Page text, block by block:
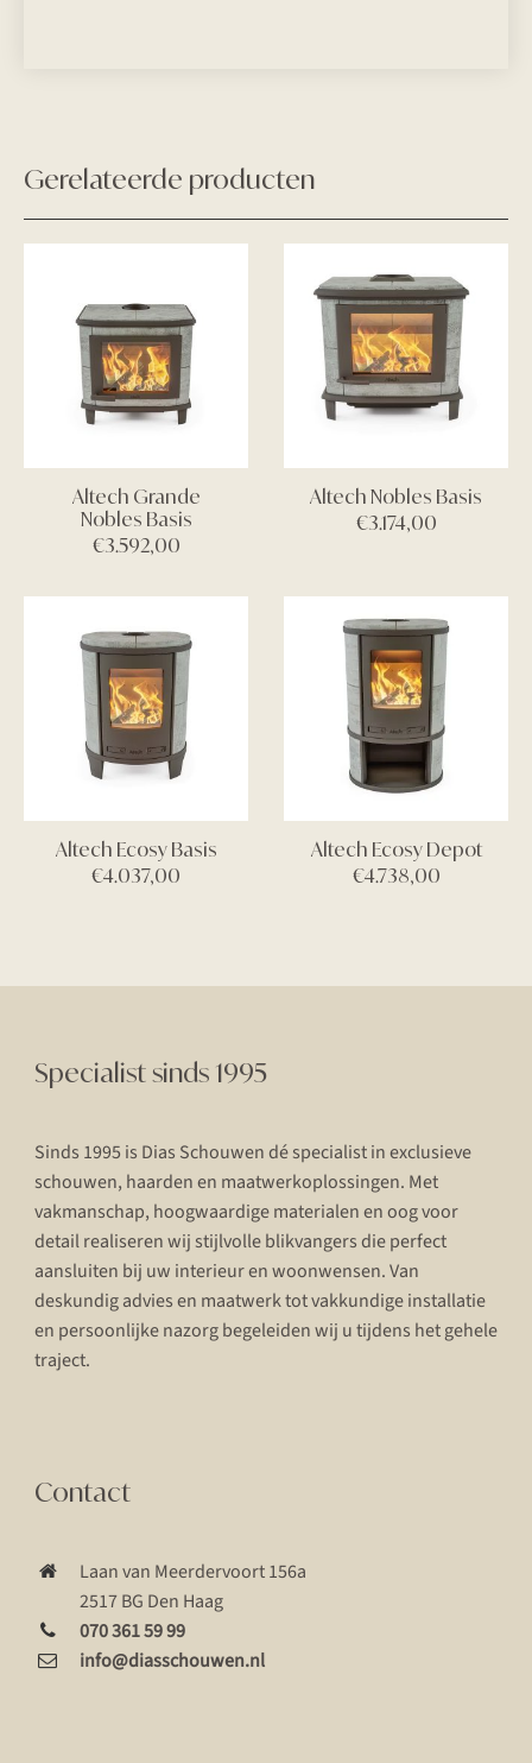
Gerelateerde producten
Altech Grande
Nobles Basis
€3.592,00
Altech Nobles Basis
€3.174,00
Altech Ecosy Basis
€4.037,00
Altech Ecosy Depot
€4.738,00
Specialist sinds 1995
Sinds 1995 is Dias Schouwen dé specialist in exclusieve
schouwen, haarden en maatwerkoplossingen. Met
vakmanschap, hoogwaardige materialen en oog voor
detail realiseren wij stijlvolle blikvangers die perfect
aansluiten bij uw interieur en woonwensen. Van
deskundig advies en maatwerk tot vakkundige installatie
en persoonlijke nazorg begeleiden wij u tijdens het gehele
traject.
Contact
Laan van Meerdervoort 156a
2517 BG Den Haag
070 361 59 99
info@diasschouwen.nl